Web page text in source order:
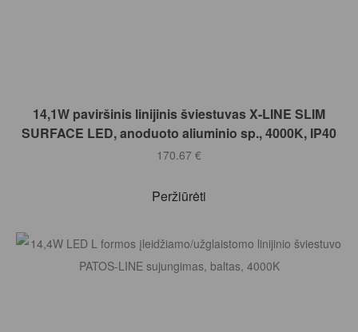
Į KREPŠELĮ
14,1W paviršinis linijinis šviestuvas X-LINE SLIM
SURFACE LED, anoduoto aliuminio sp., 4000K, IP40
170.67 €
Peržiūrėti